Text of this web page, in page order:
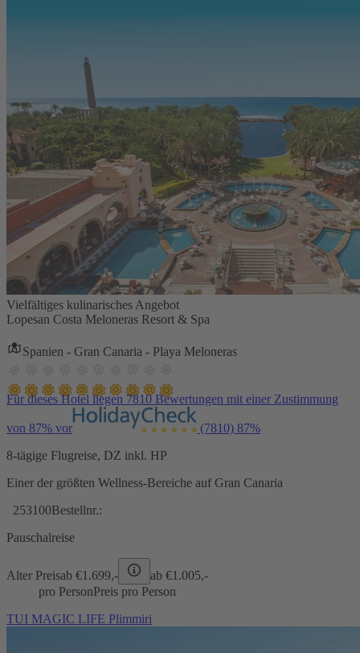
Vielfältiges kulinarisches Angebot
Lopesan Costa Meloneras Resort & Spa
Spanien - Gran Canaria - Playa Meloneras
Für dieses Hotel liegen 7810 Bewertungen mit einer Zustimmung
von 87% vor (7810) 87%
8-tägige Flugreise, DZ inkl. HP
Einer der größten Wellness-Bereiche auf Gran Canaria
253100Bestellnr.:
Pauschalreise
Alter Preisab €1.699,- ab €1.005,-
pro PersonPreis pro Person
TUI MAGIC LIFE Plimmiri